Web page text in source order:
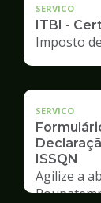
SERVICO
ITBI -
Imposto
SERVICO
ISSQN
Agilize a